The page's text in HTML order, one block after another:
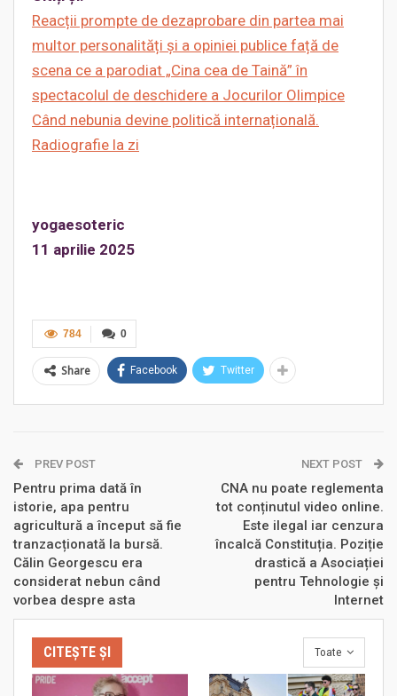
Reacții prompte de dezaprobare din partea mai
multor personalități și a opiniei publice față de
scena ce a parodiat „Cina cea de Taină” în
spectacolul de deschidere a Jocurilor Olimpice
Când nebunia devine politică internațională.
Radiografie la zi
yogaesoteric
11 aprilie 2025
0
784
Share Facebook Twitter
PREV POST
Pentru prima dată în
istorie, apa pentru
agricultură a început să fie
tranzacționată la bursă.
Călin Georgescu era
considerat nebun când
vorbea despre asta
NEXT POST
CNA nu poate reglementa
tot conținutul video online.
Este ilegal iar cenzura
încalcă Constituția. Poziție
drastică a Asociației
pentru Tehnologie și
Internet
Toate
CITEȘTE ȘI